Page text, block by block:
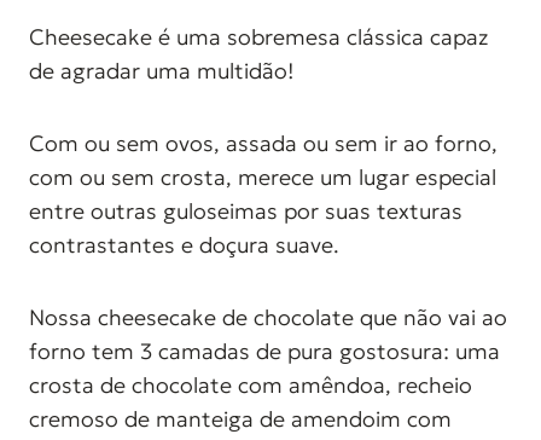
Cheesecake é uma sobremesa clássica capaz
de agradar uma multidão!
Com ou sem ovos, assada ou sem ir ao forno,
com ou sem crosta, merece um lugar especial
entre outras guloseimas por suas texturas
contrastantes e doçura suave.
Nossa cheesecake de chocolate que não vai ao
forno tem 3 camadas de pura gostosura: uma
crosta de chocolate com amêndoa, recheio
cremoso de manteiga de amendoim com